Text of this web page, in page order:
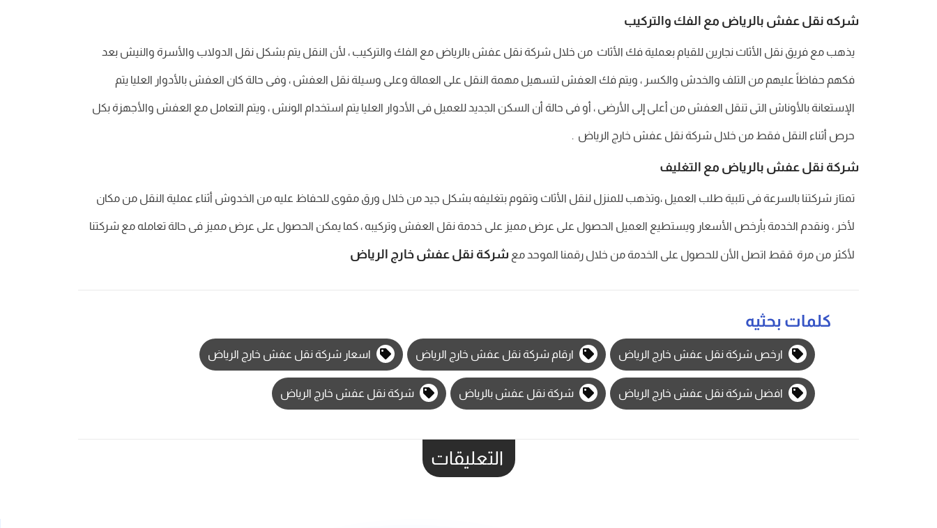
شركه نقل عفش بالرياض مع الفك والتركيب
يذهب مع فريق نقل الأثاث نجارين للقيام بعملية فك الأثاث من خلال شركة نقل عفش بالرياض مع الفك والتركيب ، لأن النقل يتم بشكل نقل الدولاب والأسرة والنيش بعد
فكهم حفاظاً عليهم من التلف والخدش والكسر ، ويتم فك العفش لتسهيل مهمة النقل على العمالة وعلى وسيلة نقل العفش ، وفى حالة كان العفش بالأدوار العليا يتم
الإستعانة بالأوناش التى تنقل العفش من أعلى إلى الأرضى ، أو فى حالة أن السكن الجديد للعميل فى الأدوار العليا يتم استخدام الونش ، ويتم التعامل مع العفش والأجهزة بكل
حرص أثناء النقل فقط من خلال شركة نقل عفش خارج الرياض .
شركة نقل عفش بالرياض مع التغليف
تمتاز شركتنا بالسرعة فى تلبية طلب العميل ،وتذهب للمنزل لنقل الأثاث وتقوم بتغليفه بشكل جيد من خلال ورق مقوى للحفاظ عليه من الخدوش أثناء عملية النقل من مكان
لأخر ، ونقدم الخدمة بأرخص الأسعار ويستطيع العميل الحصول على عرض مميز على خدمة نقل العفش وتركيبه ، كما يمكن الحصول على عرض مميز فى حالة تعامله مع شركتنا
لأكثر من مرة ققط اتصل الأن للحصول على الخدمة من خلال رقمنا الموحد مع شركة نقل عفش خارج الرياض
كلمات بحثيه
ارخص شركة نقل عفش خارج الرياض ارقام شركة نقل عفش خارج الرياض اسعار شركة نقل عفش خارج الرياض
افضل شركة نقل عفش خارج الرياض شركة نقل عفش بالرياض شركة نقل عفش خارج الرياض
التعليقات